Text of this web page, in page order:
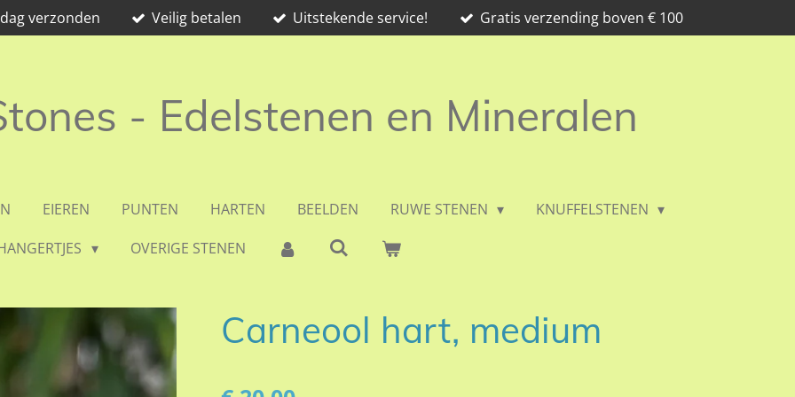
verzonden Veilig betalen Uitstekende service! Gratis verzending boven € 100
- Edelstenen en Mineralen
EIEREN PUNTEN HARTEN BEELDEN RUWE STENEN
KNUFFELSTENEN
OVERIGE STENEN
Carneool hart, medium